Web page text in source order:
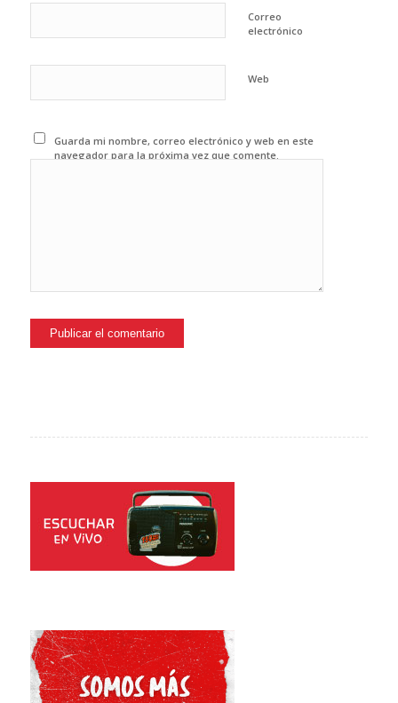
Correo
electrónico
Web
Guarda mi nombre, correo electrónico y web en este
navegador para la próxima vez que comente.